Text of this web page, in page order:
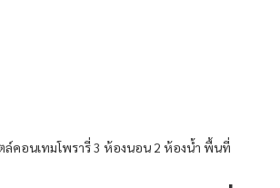
ล์คอนเทมโพรารี่ 3 ห้องนอน 2 ห้องน้ำ พื้นที่